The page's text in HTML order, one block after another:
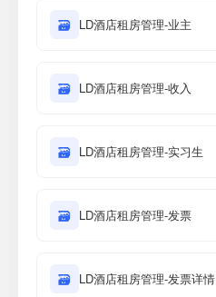
🗃 LD酒店租房管理-业主
🗃 LD酒店租房管理-收入
🗃 LD酒店租房管理-实习生
🗃 LD酒店租房管理-发票
🗃 LD酒店租房管理-发票详情